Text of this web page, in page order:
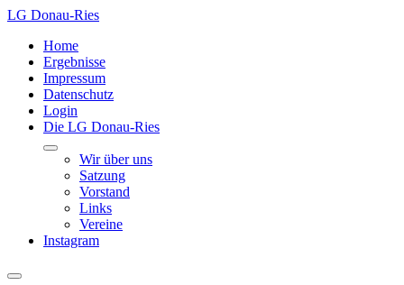
LG Donau-Ries
Home
Ergebnisse
Impressum
Datenschutz
Login
Die LG Donau-Ries
Wir über uns
Satzung
Vorstand
Links
Vereine
Instagram